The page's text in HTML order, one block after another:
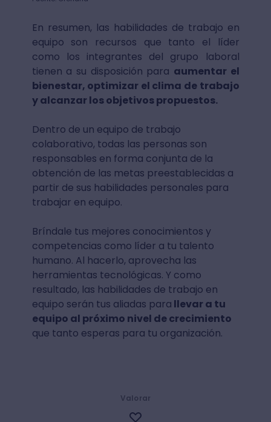
En resumen, las habilidades de trabajo en
equipo son recursos que tanto el líder
como los integrantes del grupo laboral
tienen a su disposición para aumentar el
bienestar, optimizar el clima de trabajo
y alcanzar los objetivos propuestos.
Dentro de un equipo de trabajo
colaborativo, todas las personas son
responsables en forma conjunta de la
obtención de las metas preestablecidas a
partir de sus habilidades personales para
trabajar en equipo.
Bríndale tus mejores conocimientos y
competencias como líder a tu talento
humano. Al hacerlo, aprovecha las
herramientas tecnológicas. Y como
resultado, las habilidades de trabajo en
equipo serán tus aliadas para llevar a tu
equipo al próximo nivel de crecimiento
que tanto esperas para tu organización.
Valorar